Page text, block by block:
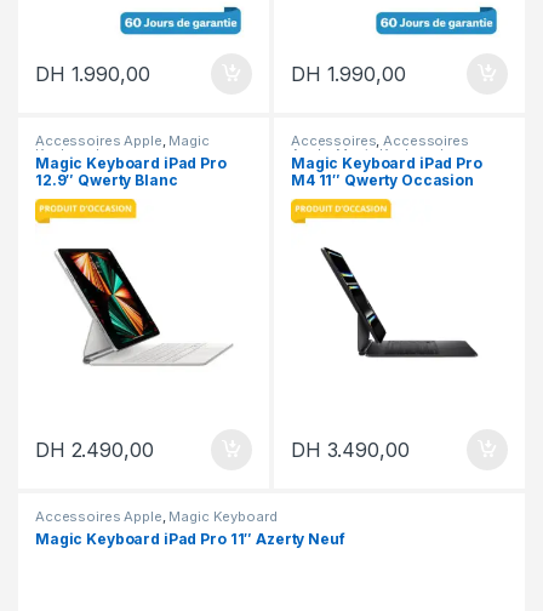
DH 1.990,00 DH 1.990,00
Accessoires Apple, Magic
Keyboard
Magic Keyboard iPad Pro
12.9″ Qwerty Blanc
Occasion
DH 2.490,00
Accessoires,Accessoires
Apple Magic Keyboard
Magic Keyboard iPad Pro
M4 11″ Qwerty Occasion
DH 3.490,00
Accessoires Apple, Magic Keyboard
Magic Keyboard iPad Pro 11″ Azerty Neuf